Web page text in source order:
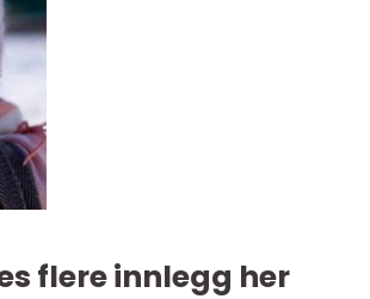
flere innlegg her